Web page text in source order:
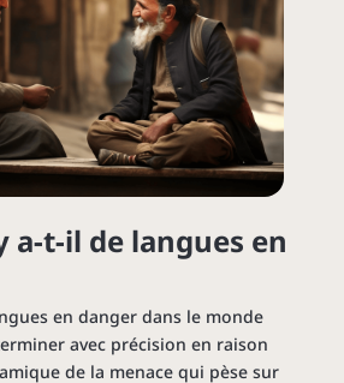
a-t-il de langues en
en danger dans le monde
avec précision en raison
de la menace qui pèse sur